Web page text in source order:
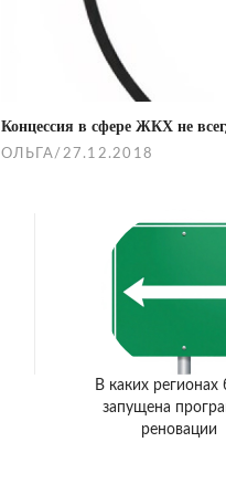
Концессия в сфере ЖКХ не
ОЛЬГА / 27.12.2018
В каких регионах
запущена
реновации